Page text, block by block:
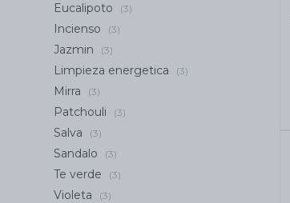
Eucalipoto (3)
Incienso (3)
Jazmin (3)
Limpieza energetica (3)
Mirra (3)
Patchouli (3)
Salva (3)
Sandalo (3)
Te verde (3)
Violeta (3)